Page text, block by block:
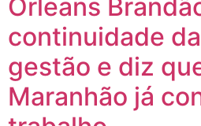
Orleans
continuidade
gestão e diz
Maranhão já